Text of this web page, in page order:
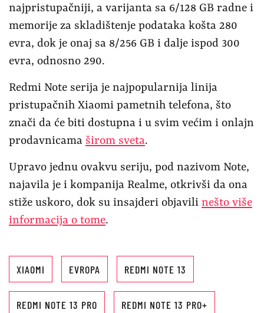
najpristupačniji, a varijanta sa 6/128 GB radne i
memorije za skladištenje podataka košta 280
evra, dok je onaj sa 8/256 GB i dalje ispod 300
evra, odnosno 290.
Redmi Note serija je najpopularnija linija
pristupačnih Xiaomi pametnih telefona, što
znači da će biti dostupna i u svim većim i onlajn
prodavnicama širom sveta.
Upravo jednu ovakvu seriju, pod nazivom Note,
najavila je i kompanija Realme, otkrivši da ona
stiže uskoro, dok su insajderi objavili nešto više
informacija o tome.
XIAOMI EVROPA REDMI NOTE 13
REDMI NOTE 13 PRO REDMI NOTE 13 PRO+